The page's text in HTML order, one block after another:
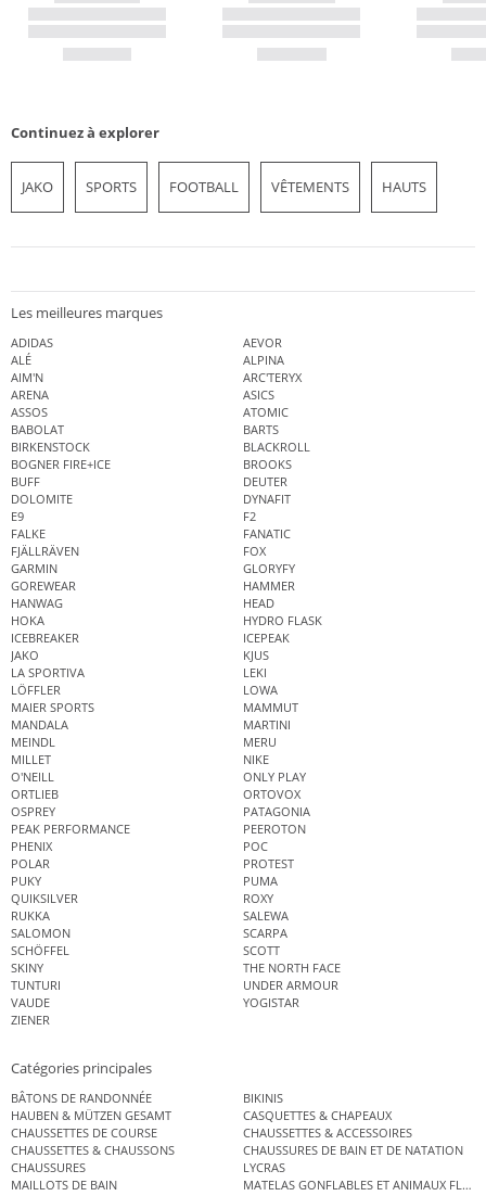
Continuez à explorer
JAKO SPORTS FOOTBALL VÊTEMENTS HAUTS
Les meilleures marques
ADIDAS
AEVOR
ALÉ
ALPINA
AIM'N
ARC'TERYX
ARENA
ASICS
ASSOS
ATOMIC
BABOLAT
BARTS
BIRKENSTOCK
BLACKROLL
BOGNER FIRE+ICE
BROOKS
BUFF
DEUTER
DOLOMITE
DYNAFIT
E9
F2
FALKE
FANATIC
FJÄLLRÄVEN
FOX
GARMIN
GLORYFY
GOREWEAR
HAMMER
HANWAG
HEAD
HOKA
HYDRO FLASK
ICEBREAKER
ICEPEAK
JAKO
KJUS
LA SPORTIVA
LEKI
LÖFFLER
LOWA
MAIER SPORTS
MAMMUT
MANDALA
MARTINI
MEINDL
MERU
MILLET
NIKE
O'NEILL
ONLY PLAY
ORTLIEB
ORTOVOX
OSPREY
PATAGONIA
PEAK PERFORMANCE
PEEROTON
PHENIX
POC
POLAR
PROTEST
PUKY
PUMA
QUIKSILVER
ROXY
RUKKA
SALEWA
SALOMON
SCARPA
SCHÖFFEL
SCOTT
SKINY
THE NORTH FACE
TUNTURI
UNDER ARMOUR
VAUDE
YOGISTAR
ZIENER
Catégories principales
BÂTONS DE RANDONNÉE
BIKINIS
HAUBEN & MÜTZEN GESAMT
CASQUETTES & CHAPEAUX
CHAUSSETTES DE COURSE
CHAUSSETTES & ACCESSOIRES
CHAUSSETTES & CHAUSSONS
CHAUSSURES DE BAIN ET DE NATATION
CHAUSSURES
LYCRAS
MAILLOTS DE BAIN
MATELAS GONFLABLES ET ANIMAUX